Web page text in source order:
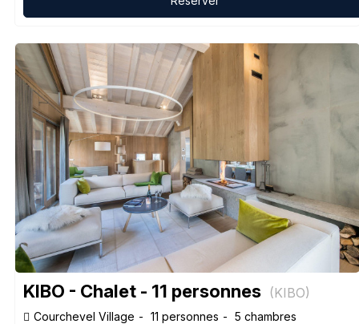
KIBO - Chalet - 11 personnes (KIBO)
Courchevel Village 11 personnes
5 chambres